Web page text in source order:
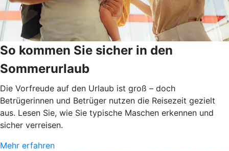
So kommen Sie sicher in den
Sommerurlaub
Die Vorfreude auf den Urlaub ist groß – doch
Betrügerinnen und Betrüger nutzen die Reisezeit gezielt
aus. Lesen Sie, wie Sie typische Maschen erkennen und
sicher verreisen.
Mehr erfahren